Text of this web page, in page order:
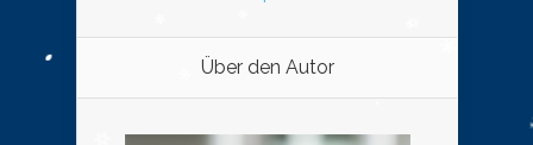
Über den Autor